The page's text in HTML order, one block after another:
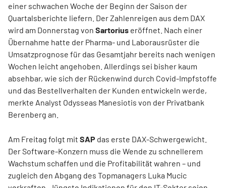
einer schwachen Woche der Beginn der Saison der
Quartalsberichte liefern. Der Zahlenreigen aus dem DAX
wird am Donnerstag von Sartorius eröffnet. Nach einer
Übernahme hatte der Pharma- und Laborausrüster die
Umsatzprognose für das Gesamtjahr bereits nach wenigen
Wochen leicht angehoben. Allerdings sei bisher kaum
absehbar, wie sich der Rückenwind durch Covid-Impfstoffe
und das Bestellverhalten der Kunden entwickeln werde,
merkte Analyst Odysseas Manesiotis von der Privatbank
Berenberg an.
Am Freitag folgt mit SAP das erste DAX-Schwergewicht.
Der Software-Konzern muss die Wende zu schnellerem
Wachstum schaffen und die Profitabilität wahren – und
zugleich den Abgang des Topmanagers Luka Mucic